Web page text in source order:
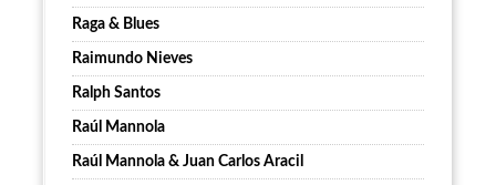
Raga & Blues
Raimundo Nieves
Ralph Santos
Raúl Mannola
Raúl Mannola & Juan Carlos Aracil